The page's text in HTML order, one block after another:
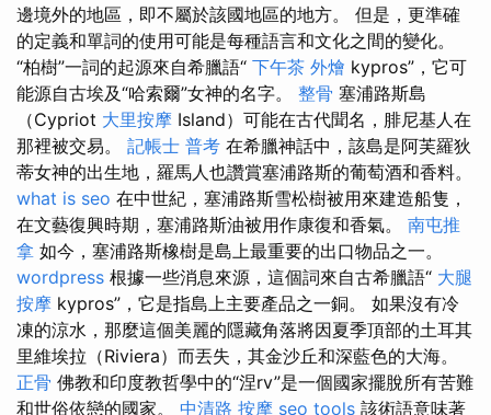
邊境外的地區，即不屬於該國地區的地方。 但是，更準確
的定義和單詞的使用可能是每種語言和文化之間的變化。
“柏樹”一詞的起源來自希臘語“ 下午茶 外燴 kypros”，它可
能源自古埃及“哈索爾”女神的名字。 整骨 塞浦路斯島
（Cypriot 大里按摩 Island）可能在古代聞名，腓尼基人在
那裡被交易。 記帳士 普考 在希臘神話中，該島是阿芙羅狄
蒂女神的出生地，羅馬人也讚賞塞浦路斯的葡萄酒和香料。
what is seo 在中世紀，塞浦路斯雪松樹被用來建造船隻，
在文藝復興時期，塞浦路斯油被用作康復和香氣。 南屯推
拿 如今，塞浦路斯橡樹是島上最重要的出口物品之一。
wordpress 根據一些消息來源，這個詞來自古希臘語“ 大腿
按摩 kypros”，它是指島上主要產品之一銅。 如果沒有冷
凍的涼水，那麼這個美麗的隱藏角落將因夏季頂部的土耳其
里維埃拉（Riviera）而丟失，其金沙丘和深藍色的大海。
正骨 佛教和印度教哲學中的“涅rv”是一個國家擺脫所有苦難
和世俗依戀的國家。 中清路 按摩 seo tools 該術語意味著